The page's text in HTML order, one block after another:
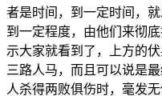
者是时间，到一定时间，
到一定程度，由他们来彻
示大家就看到了，上方的
三路人马，而且可以说是
人杀得两败俱伤时，毫发